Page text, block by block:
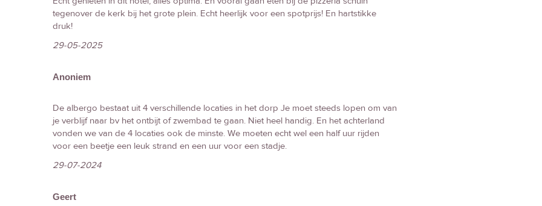
tegenover de kerk bij het grote plein. Echt heerlijk voor een spotprijs! En hartstikke
druk!
29-05-2025
Anoniem
De albergo bestaat uit 4 verschillende locaties in het dorp Je moet steeds lopen om van
je verblijf naar bv het ontbijt of zwembad te gaan. Niet heel handig. En het achterland
vonden we van de 4 locaties ook de minste. We moeten echt wel een half uur rijden
voor een beetje een leuk strand en een uur voor een stadje.
29-07-2024
Geert